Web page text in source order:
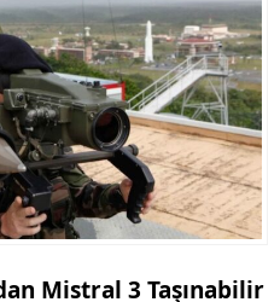
Mistral 3 Taşınabilir